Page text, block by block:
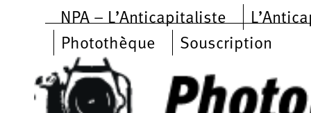
Aller au contenu principal
NPA – L’Anticapitaliste
Photothèque
Souscription